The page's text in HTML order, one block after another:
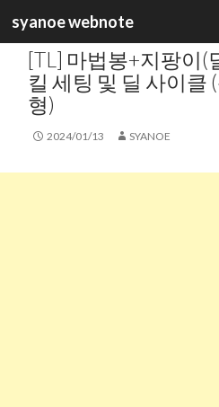
syanoe webnote
색 카테고리 :
[TL] 마법봉+지팡이(
킬 세팅 및 딜 사이클
형)
2024/01/13 SYANOE